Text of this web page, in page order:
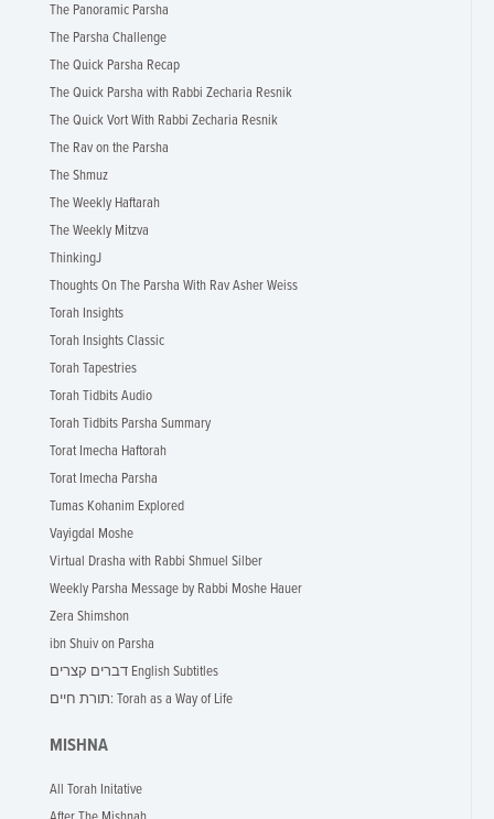
The Panoramic Parsha
The Parsha Challenge
The Quick Parsha Recap
The Quick Parsha with Rabbi Zecharia Resnik
The Quick Vort With Rabbi Zecharia Resnik
The Rav on the Parsha
The Shmuz
The Weekly Haftarah
The Weekly Mitzva
ThinkingJ
Thoughts On The Parsha With Rav Asher Weiss
Torah Insights
Torah Insights Classic
Torah Tapestries
Torah Tidbits Audio
Torah Tidbits Parsha Summary
Torat Imecha Haftorah
Torat Imecha Parsha
Tumas Kohanim Explored
Vayigdal Moshe
Virtual Drasha with Rabbi Shmuel Silber
Weekly Parsha Message by Rabbi Moshe Hauer
Zera Shimshon
ibn Shuiv on Parsha
דברים קצרים English Subtitles
תורת חיים: Torah as a Way of Life
MISHNA
All Torah Initative